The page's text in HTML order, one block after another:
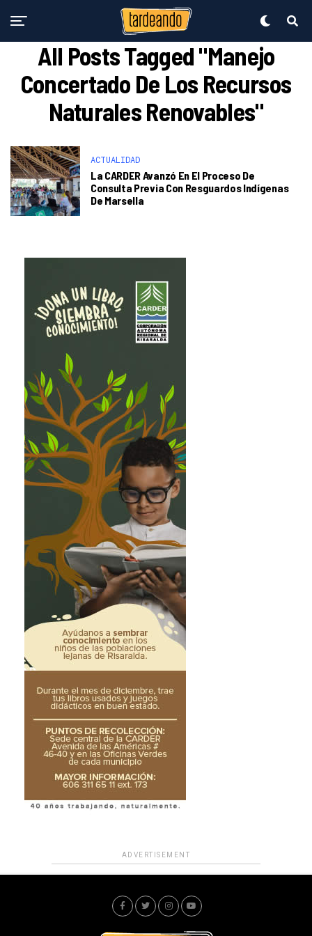
All Posts Tagged "manejo
Concertado De Los Recursos
Naturales Renovables"
ACTUALIDAD
La CARDER Avanzó En El Proceso De
Consulta Previa Con Resguardos Indígenas
De Marsella
ADVERTISEMENT